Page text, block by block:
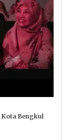
Kota Bengkul